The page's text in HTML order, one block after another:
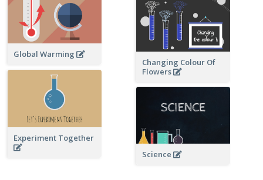
Global Warming
Changing Colour Of
Flowers
Experiment Together
Science